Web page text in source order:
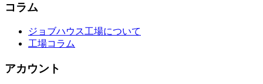
コラム
ジョブハウス工場について
工場コラム
アカウント